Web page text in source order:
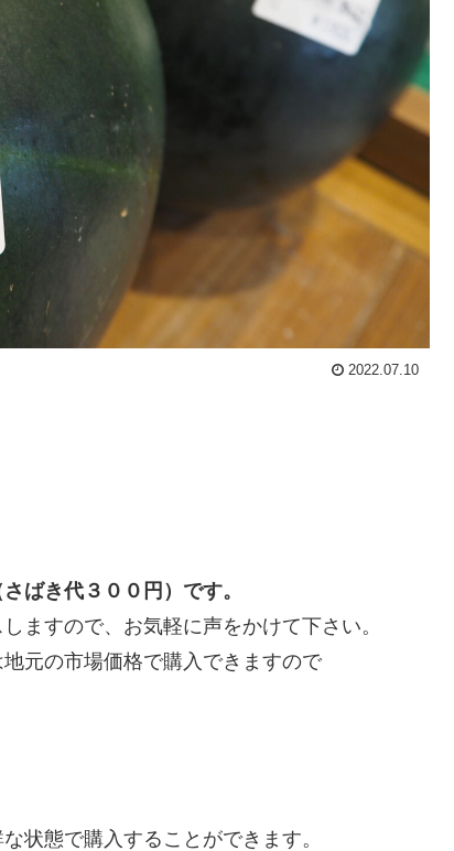
2022.07.10
ばき代３００円）です。
ますので、お気軽に声をかけて下さい。
元の市場価格で購入できますので
状態で購入することができます。